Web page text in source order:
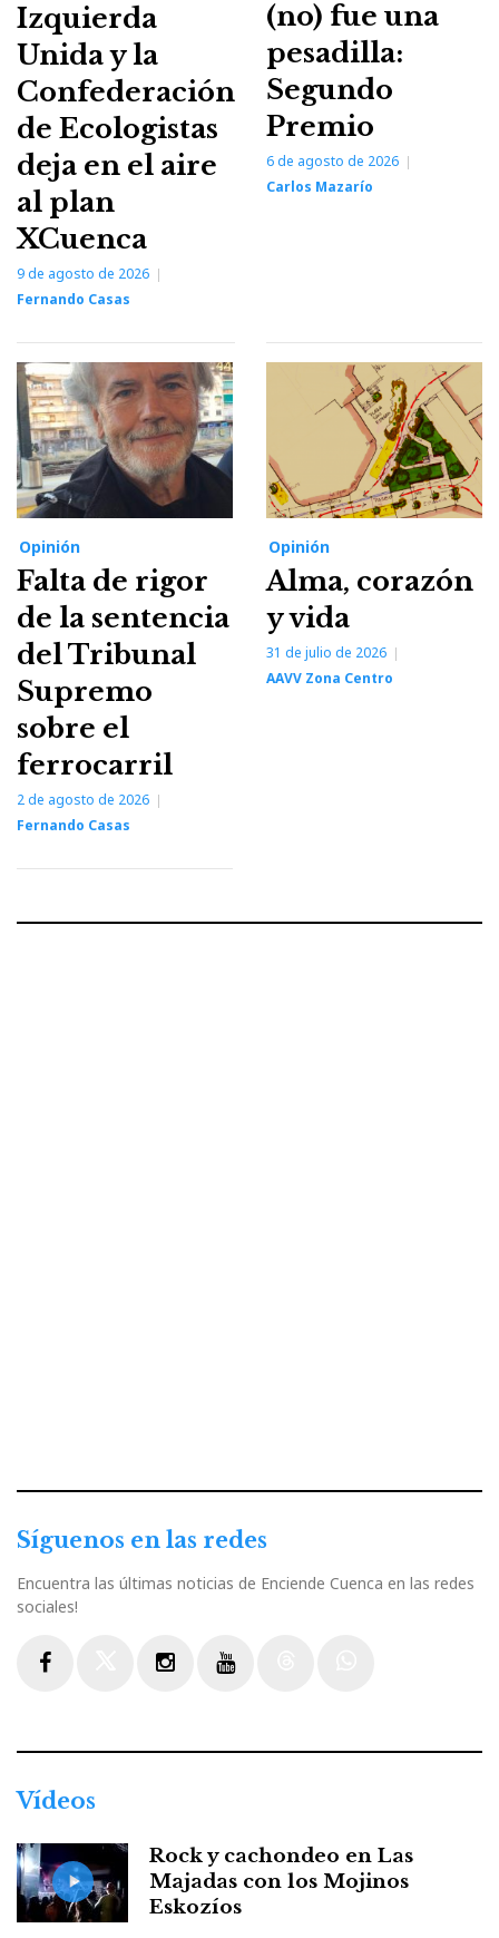
Izquierda
Unida y la
Confederación
de Ecologistas
deja en el aire
al plan
XCuenca
9 de agosto de 2026
Fernando Casas
(no) fue una
pesadilla:
Segundo
Premio
6 de agosto de 2026
Carlos Mazarío
Opinión
Falta de rigor
de la sentencia
del Tribunal
Supremo
sobre el
ferrocarril
2 de agosto de 2026
Fernando Casas
Opinión
Alma, corazón
y vida
31 de julio de 2026
AAVV Zona Centro
Síguenos en las redes
Encuentra las últimas noticias de Enciende Cuenca en las redes
sociales!
Vídeos
Rock y cachondeo en Las
Majadas con los Mojinos
Eskozíos